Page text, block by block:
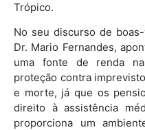
Trópico.
No seu discurso de
Dr. Mario Fernandes,
uma fonte de renda
proteção contra
e morte, já que os
direito à assistência
proporciona um